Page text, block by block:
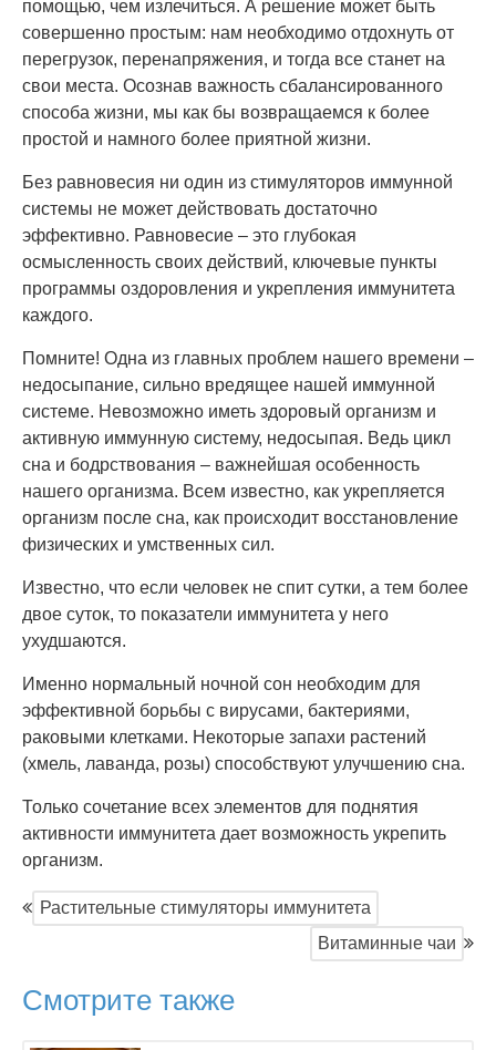
помощью, чем излечиться. А решение может быть
совершенно простым: нам необходимо отдохнуть от
перегрузок, перенапряжения, и тогда все станет на
свои места. Осознав важность сбалансированного
способа жизни, мы как бы возвращаемся к более
простой и намного более приятной жизни.
Без равновесия ни один из стимуляторов иммунной
системы не может действовать достаточно
эффективно. Равновесие – это глубокая
осмысленность своих действий, ключевые пункты
программы оздоровления и укрепления иммунитета
каждого.
Помните! Одна из главных проблем нашего времени –
недосыпание, сильно вредящее нашей иммунной
системе. Невозможно иметь здоровый организм и
активную иммунную систему, недосыпая. Ведь цикл
сна и бодрствования – важнейшая особенность
нашего организма. Всем известно, как укрепляется
организм после сна, как происходит восстановление
физических и умственных сил.
Известно, что если человек не спит сутки, а тем более
двое суток, то показатели иммунитета у него
ухудшаются.
Именно нормальный ночной сон необходим для
эффективной борьбы с вирусами, бактериями,
раковыми клетками. Некоторые запахи растений
(хмель, лаванда, розы) способствуют улучшению сна.
Только сочетание всех элементов для поднятия
активности иммунитета дает возможность укрепить
организм.
Растительные стимуляторы иммунитета
Витаминные чаи
Смотрите также